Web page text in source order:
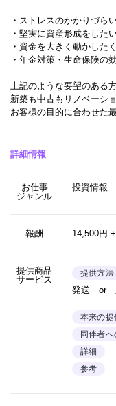
・ストレスのかかりづら
・堅実に資産形成をした
・資金を大きく動かした
・年金対策・生命保険の
上記のような要望のある
新築も中古もリノベーシ
お客様の目的に合わせた
詳細情報
お仕事
ジャンル
投資情報
報酬 14,500円
提供商品
サービス
提供方法
発送 or
本来の提
同伴者
詳細
参考